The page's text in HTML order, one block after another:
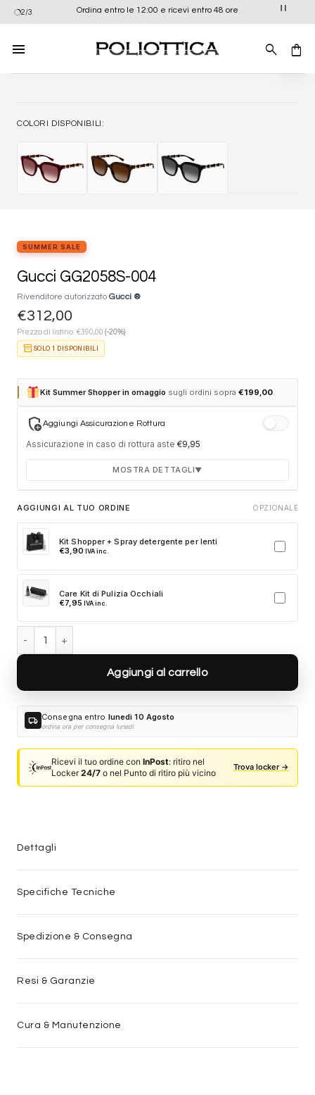
Salta
ai
contenuti
2/3 Ordina entro le 12:00 e ricevi entro 48 ore
COLORI DISPONIBILI:
SUMMER SALE
Gucci GG2058S-004
Rivenditore autorizzato Gucci ®
€312,00
Prezzo di listino: €390,00 (-20%)
inventory_2 SOLO 1 DISPONIBILI
Kit Summer Shopper in omaggio sugli ordini sopra€199,00
add_moderatorAggiungi Assicurazione Rottura
Assicurazione in caso di rottura aste €9,95
MOSTRA DETTAGLI▼
Durata 12 mesi dalla consegna dell'ordine
accidentale
Ricambi originali e certificati del produttore
Clicca sulla card per attivare l'assicurazione. Se non clicchi, non
verrà aggiunta al tuo ordine.
AGGIUNGI AL TUO ORDINE OPZIONALE
Kit Shopper + Spray detergente per lenti
€3,90 IVA inc.
Care Kit di Pulizia Occhiali
€7,95 IVA inc.
Aggiungi al carrello
local_shipping Consegna entro lunedì 10 Agosto
ordina ora per consegna lunedì
Ricevi il tuo ordine conInPost: ritiro nel
Locker24/7 o nel Punto di ritiro più vicino
Trova locker →
Dettagli
Specifiche Tecniche
Spedizione & Consegna
Resi & Garanzie
Cura & Manutenzione